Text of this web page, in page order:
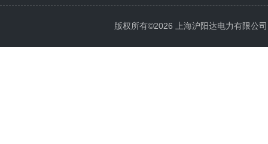
版权所有©2026 上海沪阳达电力有限公